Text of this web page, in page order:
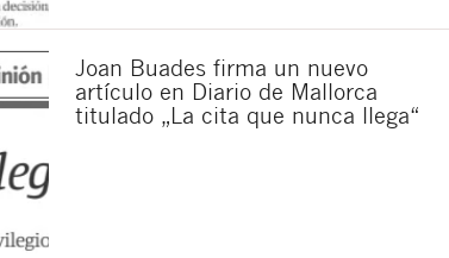
Joan Buades firma un nuevo
artículo en Diario de Mallorca
titulado „La cita que nunca llega“
gelesen zu